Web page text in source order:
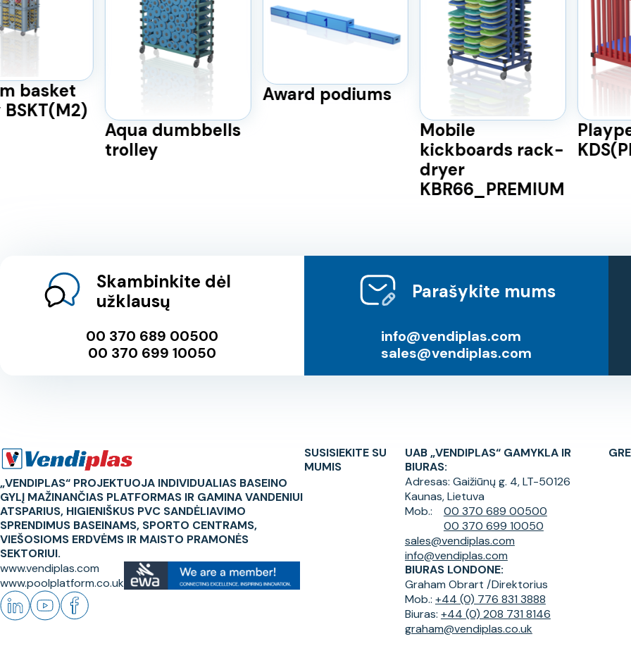
Aqua dumbbells
trolley
Award podiums
Mobile
kickboards rack-
dryer
KBR66_PREMIUM
Playpen
Skambinkite dėl
užklausų
00 370 689 00500
00 370 699 10050
Parašykite mums
info@vendiplas.com
sales@vendiplas.com
„VENDIPLAS“ PROJEKTUOJA INDIVIDUALIAS BASEINO
GYLĮ MAŽINANČIAS PLATFORMAS IR GAMINA VANDENIUI
ATSPARIUS, HIGIENIŠKUS PVC SANDĖLIAVIMO
SPRENDIMUS BASEINAMS, SPORTO CENTRAMS,
VIEŠOSIOMS ERDVĖMS IR MAISTO PRAMONĖS
SEKTORIUI.
www.vendiplas.com
www.poolplatform.co.uk
SUSISIEKITE SU
MUMIS
UAB „VENDIPLAS“ GAMYKLA IR
BIURAS:
Adresas: Gaižiūnų g. 4, LT-50126
Kaunas, Lietuva
Mob.:
00 370 689 00500
00 370 699 10050
sales@vendiplas.com
info@vendiplas.com
BIURAS LONDONE:
Graham Obrart /Direktorius
Mob.: +44 (0) 776 831 3888
Biuras: +44 (0) 208 731 8146
graham@vendiplas.co.uk